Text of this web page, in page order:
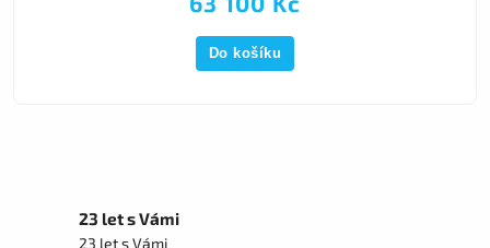
Do košíku
23 let s Vámi
23 let s Vámi